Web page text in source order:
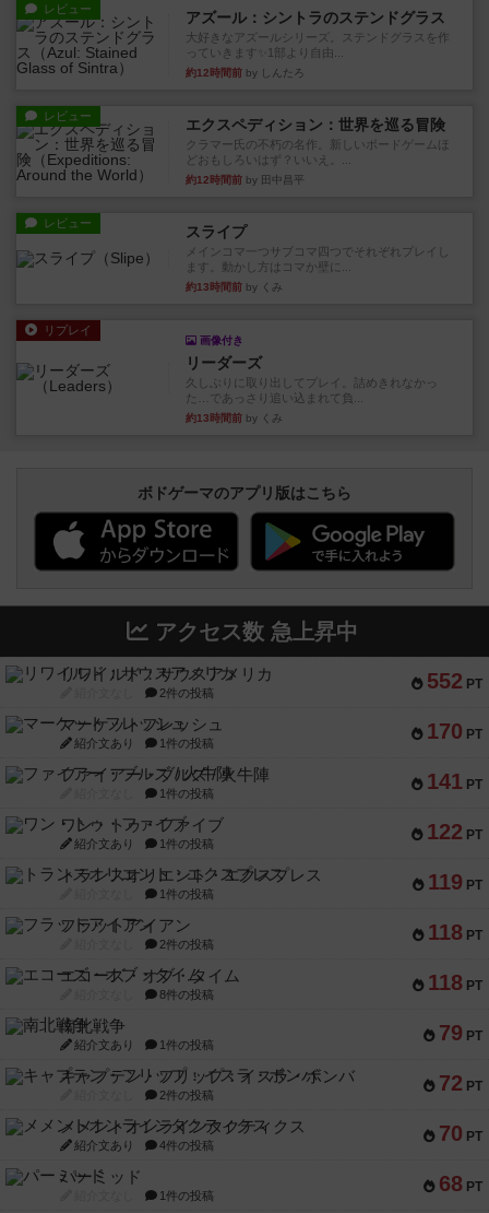
レビュー アズール：シントラのステンドグラス
大好きなアズールシリーズ。ステンドグラスを作
っていきます✨1部より自由...
約12時間前 by しんたろ
レビュー エクスペディション：世界を巡る冒険
クラマー氏の不朽の名作。新しいボードゲームほ
どおもしろいはず？いいえ。...
約12時間前 by 田中昌平
レビュー スライプ
メインコマ一つサブコマ四つでそれぞれプレイし
ます。動かし方はコマか壁に...
約13時間前 by くみ
リプレイ
画像付き
リーダーズ
久しぶりに取り出してプレイ。詰めきれなかっ
た…であっさり追い込まれて負...
約13時間前 by くみ
ボドゲーマのアプリ版はこちら
アクセス数 急上昇中
552 PT
リワイルド：サウスアメリカ
2件の投稿
170 PT
マーケットフレッシュ
紹介文あり 1件の投稿
141 PT
ファイアー・ブルズ / 火牛陣
1件の投稿
122 PT
ワン・トゥ・ファイブ
紹介文あり 1件の投稿
119 PT
トランスオリエント・エクスプレス
1件の投稿
118 PT
フラットアイアン
2件の投稿
118 PT
エコーズ・オブ・タイム
8件の投稿
79 PT
南北戦争
紹介文あり 1件の投稿
72 PT
キャプテン・フリップ：イスラ・ボンバ
2件の投稿
70 PT
メメントオンラインタクティクス
紹介文あり 4件の投稿
68 PT
パーミッド
1件の投稿